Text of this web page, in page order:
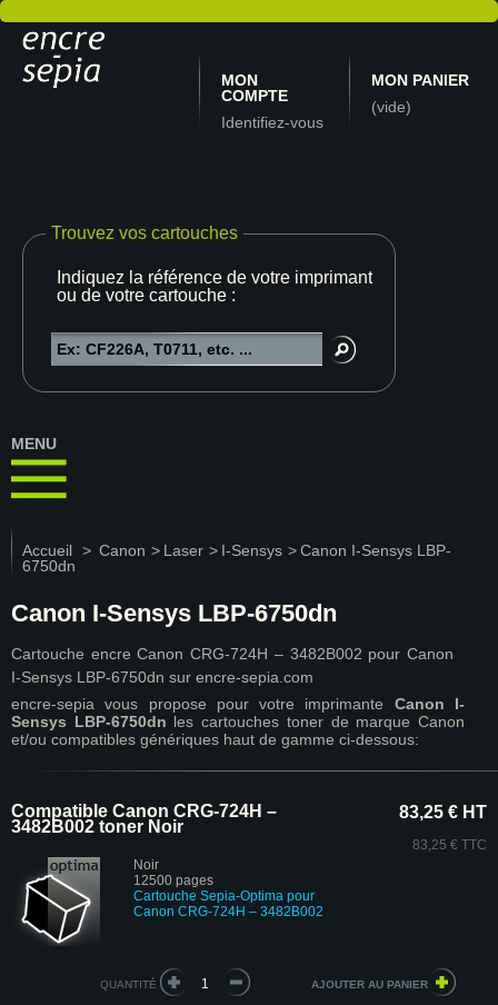
MON
COMPTE
Identifiez-vous
MON PANIER
(vide)
Trouvez vos cartouches
Indiquez la référence de votre imprimante
ou de votre cartouche :
MENU
Accueil > Canon > Laser > I-Sensys >Canon I-Sensys LBP-
6750dn
Canon I-Sensys LBP-6750dn
Cartouche encre Canon CRG-724H – 3482B002 pour Canon
I-Sensys LBP-6750dn sur encre-sepia.com
encre-sepia vous propose pour votre imprimante Canon I-
Sensys LBP-6750dn les cartouches toner de marque Canon
et/ou compatibles génériques haut de gamme ci-dessous:
Compatible Canon CRG-724H –
3482B002 toner Noir
Noir
12500 pages
Cartouche Sepia-Optima pour
Canon CRG-724H – 3482B002
83,25 € HT
83,25 € TTC
QUANTITÉ